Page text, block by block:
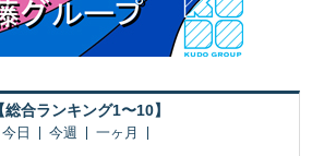
【総合ランキング1〜10】
今日 今週 一ヶ月